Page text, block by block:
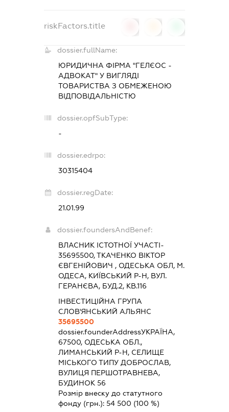
riskFactors.title
dossier.fullName:
ЮРИДИЧНА ФІРМА "ГЕЛЄОС -
АДВОКАТ" У ВИГЛЯДІ
ТОВАРИСТВА З ОБМЕЖЕНОЮ
ВІДПОВІДАЛЬНІСТЮ
dossier.opfSubType:
-
dossier.edrpo:
30315404
dossier.regDate:
21.01.99
dossier.foundersAndBenef:
ВЛАСНИК ІСТОТНОЇ УЧАСТІ-
35695500, ТКАЧЕНКО ВІКТОР
ЄВГЕНІЙОВИЧ , ОДЕСЬКА ОБЛ, М.
ОДЕСА, КИЇВСЬКИЙ Р-Н, ВУЛ.
ГЕРАНЄВА, БУД.2, КВ.116
ІНВЕСТИЦІЙНА ГРУПА
СЛОВ'ЯНСЬКИЙ АЛЬЯНС
35695500
dossier.founderAddressУКРАЇНА,
67500, ОДЕСЬКА ОБЛ.,
ЛИМАНСЬКИЙ Р-Н, СЕЛИЩЕ
МІСЬКОГО ТИПУ ДОБРОСЛАВ,
ВУЛИЦЯ ПЕРШОТРАВНЕВА,
БУДИНОК 56
Розмір внеску до статутного
фонду (грн.): 54 500 (100 %)